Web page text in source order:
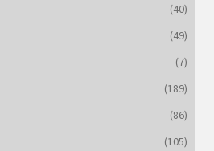
(40)
(49)
(7)
(189)
(86)
(105)